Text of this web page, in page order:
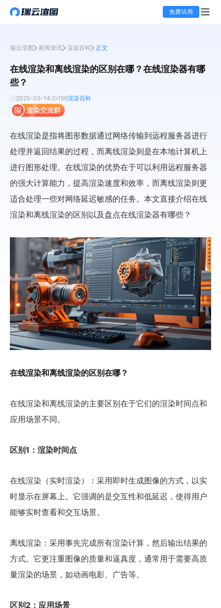
免费试用
瑞云渲图 新闻资讯 渲染百科 正文
在线渲染和离线渲染的区别在哪？在线渲染器有哪
些？
2025-05-14 156渲染百科
在线渲染是指将图形数据通过网络传输到远程服务器进行
处理并返回结果的过程，而离线渲染则是在本地计算机上
进行图形处理。在线渲染的优势在于可以利用远程服务器
的强大计算能力，提高渲染速度和效率，而离线渲染则更
适合处理一些对网络延迟敏感的任务。本文直接介绍在线
渲染和离线渲染的区别以及盘点在线渲染器有哪些？
在线渲染和离线渲染的区别在哪？
在线渲染和离线渲染的主要区别在于它们的渲染时间点和
应用场景不同。
区别1：渲染时间点
在线渲染（实时渲染）：采用即时生成图像的方式，以实
时显示在屏幕上。它强调的是交互性和低延迟，使得用户
能够实时查看和交互场景。
离线渲染：采用事先完成所有渲染计算，然后输出结果的
方式。它更注重图像的质量和逼真度，通常用于需要高质
量渲染的场景，如动画电影、广告等。
区别2：应用场景